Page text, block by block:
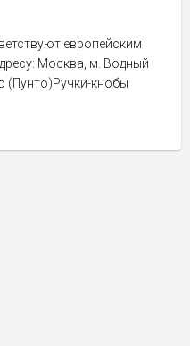
европейским
Москва, м. Водный
(Пунто)Ручки-кнобы